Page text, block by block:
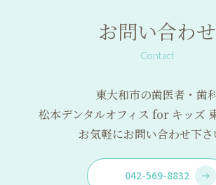
お問い合わせ
Contact
東大和市の歯医者・歯
松本デンタルオフィス for キッズ
お気軽にお問い合わせ下さ
042-569-8832